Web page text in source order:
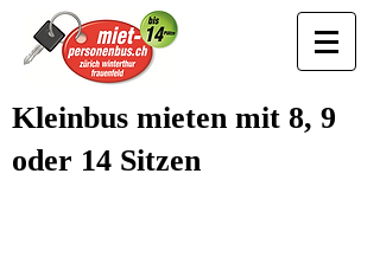
Kleinbus mieten mit 8, 9
oder 14 Sitzen